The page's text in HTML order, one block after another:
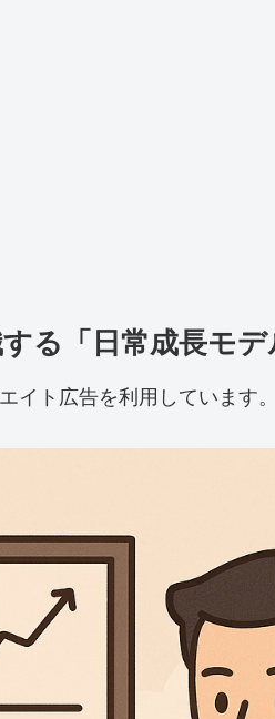
する「日常成長モ
イト広告を利用しています。